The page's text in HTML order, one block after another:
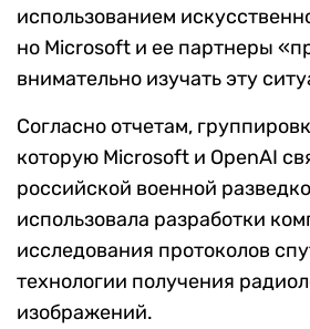
использованием
но Microsoft и ее партнеры
внимательно изучать эту
Согласно отчетам,
которую Microsoft и OpenAI
российской военной
использовала разработки
исследования протоколов
технологии получения
изображений.